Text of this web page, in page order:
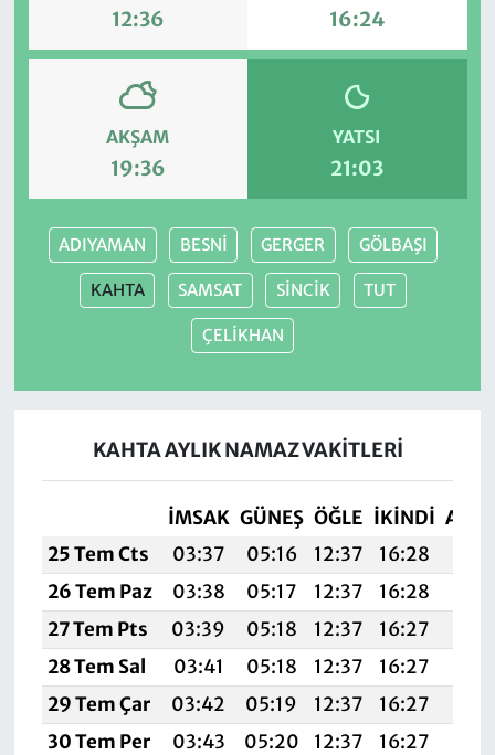
12:36 16:24
AKŞAM
19:36
YATSI
21:03
ADIYAMAN BESNİ GERGER GÖLBAŞI
KAHTA SAMSAT SİNCİK TUT
ÇELİKHAN
KAHTA AYLIK NAMAZ VAKITLERI
İMSAK GÜNEŞ ÖĞLE İKINDI
25 Tem Cts
03:37 05:16 12:37 16:28
26 Tem Paz
03:38 05:17 12:37 16:28
27 Tem Pts
03:39 05:18 12:37 16:27
28 Tem Sal
03:41 05:18 12:37 16:27
29 Tem Çar
03:42 05:19 12:37 16:27
30 Tem Per
03:43 05:20 12:37 16:27